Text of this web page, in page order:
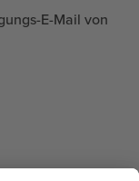
E-Mail von